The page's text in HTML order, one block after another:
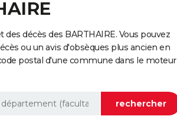
décès des BARTHAIRE. Vous pouvez
ou un avis d'obsèques plus ancien en
postal d'une commune dans le moteur